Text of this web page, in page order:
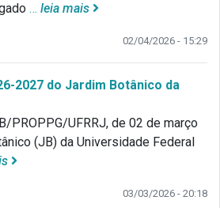
… leia mais
02/04/2026 - 15:29
2027 do Jardim Botânico da
PROPPG/UFRRJ, de 02 de março
(JB) da Universidade Federal
03/03/2026 - 20:18